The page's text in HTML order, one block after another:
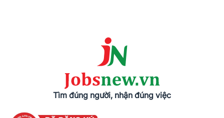
Tìm đúng người, nhận đúng việc